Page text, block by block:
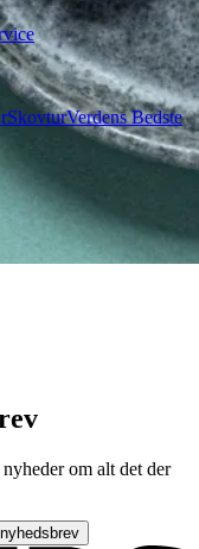
SkovturVerdens Bedste
om alt det der